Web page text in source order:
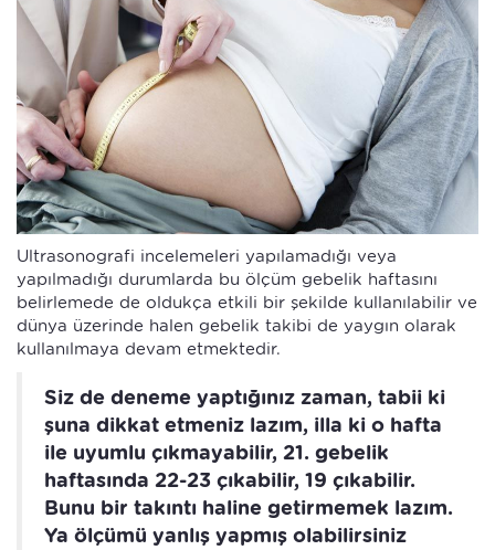
Ultrasonografi incelemeleri yapılamadığı veya
yapılmadığı durumlarda bu ölçüm gebelik haftasını
belirlemede de oldukça etkili bir şekilde kullanılabilir ve
dünya üzerinde halen gebelik takibi de yaygın olarak
kullanılmaya devam etmektedir.
Siz de deneme yaptığınız zaman, tabii ki
şuna dikkat etmeniz lazım, illa ki o hafta
ile uyumlu çıkmayabilir, 21. gebelik
haftasında 22-23 çıkabilir, 19 çıkabilir.
Bunu bir takıntı haline getirmemek lazım.
Ya ölçümü yanlış yapmış olabilirsiniz